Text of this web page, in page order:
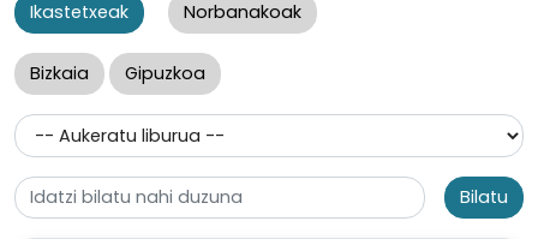
Ikastetxeak Norbanakoak
Bizkaia Gipuzkoa
Bilatu